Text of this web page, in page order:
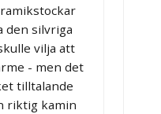
den silvriga
vilja att
- men det
tilltalande
riktig kamin